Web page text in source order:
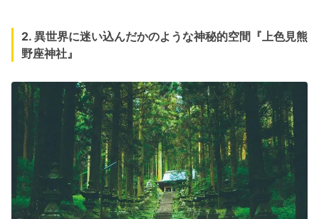
2. 異世界に迷い込んだかのような神秘的空間『上色見熊
野座神社』